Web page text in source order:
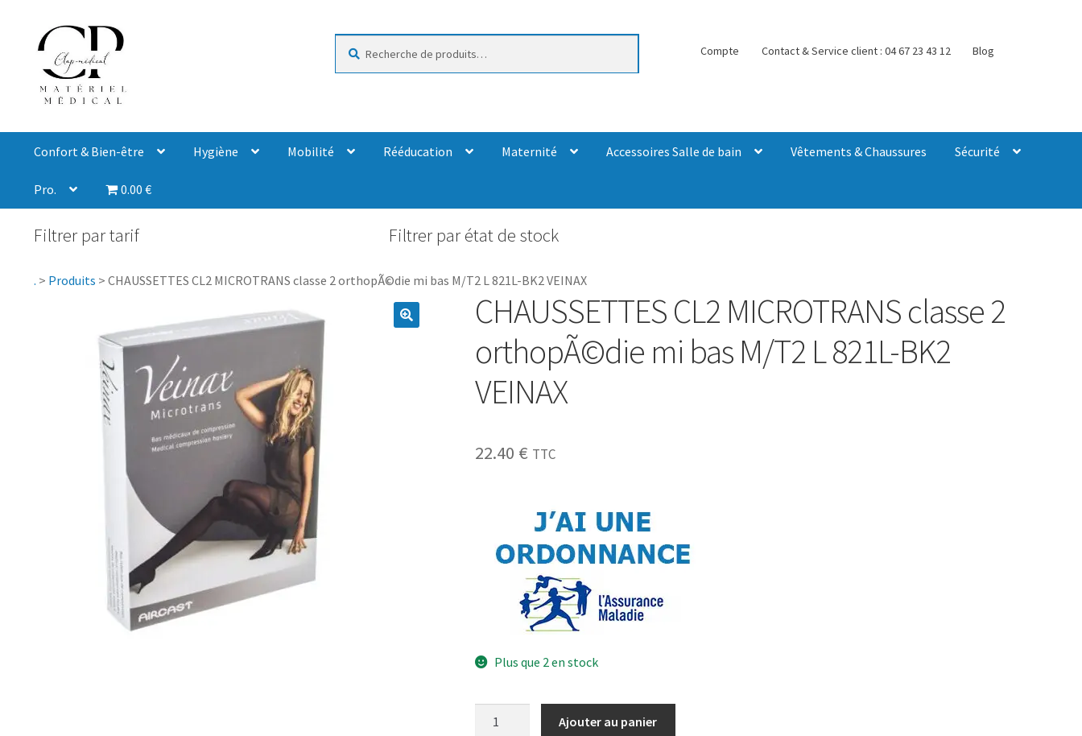
Compte Contact & Service client : 04 67 23 43 12 Blog
Confort & Bien-être Hygiène Mobilité Rééducation Maternité Accessoires Salle de bain Vêtements & Chaussures Sécurité
Pro. 0.00 €
Filtrer par tarif Filtrer par état de stock
. > Produits > CHAUSSETTES CL2 MICROTRANS classe 2 orthopÃ©die mi bas M/T2 L 821L-BK2 VEINAX
CHAUSSETTES CL2 MICROTRANS classe 2
orthopÃ©die mi bas M/T2 L 821L-BK2
VEINAX
22.40 € TTC
Plus que 2 en stock
Ajouter au panier